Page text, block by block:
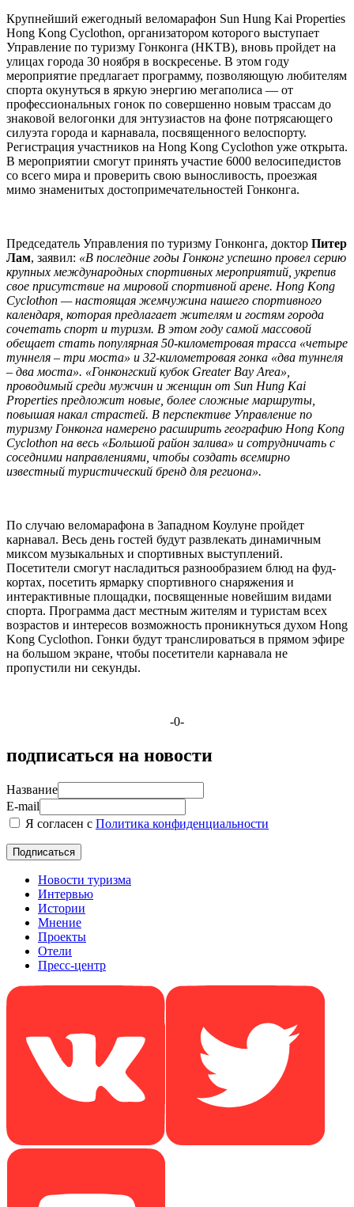
Крупнейший ежегодный веломарафон Sun Hung Kai Properties
Hong Kong Cyclothon, организатором которого выступает
Управление по туризму Гонконга (HKTB), вновь пройдет на
улицах города 30 ноября в воскресенье. В этом году
мероприятие предлагает программу, позволяющую любителям
спорта окунуться в яркую энергию мегаполиса — от
профессиональных гонок по совершенно новым трассам до
знаковой велогонки для энтузиастов на фоне потрясающего
силуэта города и карнавала, посвященного велоспорту.
Регистрация участников на Hong Kong Cyclothon уже открыта.
В мероприятии смогут принять участие 6000 велосипедистов
со всего мира и проверить свою выносливость, проезжая
мимо знаменитых достопримечательностей Гонконга.
Председатель Управления по туризму Гонконга, доктор Питер
Лам, заявил: «В последние годы Гонконг успешно провел серию
крупных международных спортивных мероприятий, укрепив
свое присутствие на мировой спортивной арене. Hong Kong
Cyclothon — настоящая жемчужина нашего спортивного
календаря, которая предлагает жителям и гостям города
сочетать спорт и туризм. В этом году самой массовой
обещает стать популярная 50-километровая трасса «четыре
туннеля – три моста» и 32-километровая гонка «два туннеля
– два моста». «Гонконгский кубок Greater Bay Area»,
проводимый среди мужчин и женщин от Sun Hung Kai
Properties предложит новые, более сложные маршруты,
повышая накал страстей. В перспективе Управление по
туризму Гонконга намерено расширить географию Hong Kong
Cyclothon на весь «Большой район залива» и сотрудничать с
соседними направлениями, чтобы создать всемирно
известный туристический бренд для региона».
По случаю веломарафона в Западном Коулуне пройдет
карнавал. Весь день гостей будут развлекать динамичным
миксом музыкальных и спортивных выступлений.
Посетители смогут насладиться разнообразием блюд на фуд-
кортах, посетить ярмарку спортивного снаряжения и
интерактивные площадки, посвященные новейшим видами
спорта. Программа даст местным жителям и туристам всех
возрастов и интересов возможность проникнуться духом Hong
Kong Cyclothon. Гонки будут транслироваться в прямом эфире
на большом экране, чтобы посетители карнавала не
пропустили ни секунды.
-0-
подписаться на новости
Название
E-mail
Я согласен с Политика конфиденциальности
Новости туризма
Интервью
Истории
Мнение
Проекты
Отели
Пресс-центр